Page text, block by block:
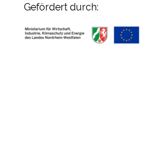
Gefördert durch: